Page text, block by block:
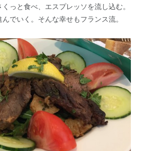
っと食べ、エスプレッソを流し込む。
でいく。そんな幸せもフランス流。